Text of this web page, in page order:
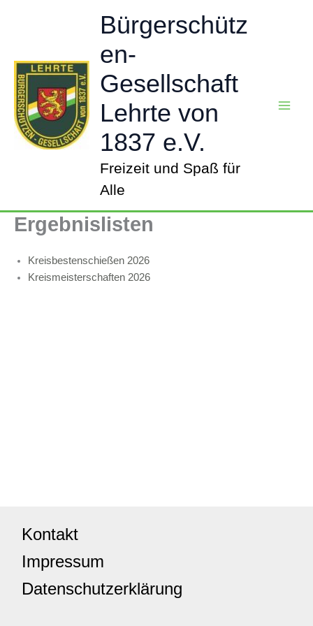
Bürgerschütz
en-
Gesellschaft
Lehrte von
1837 e.V.
Freizeit und Spaß für
Alle
Ergebnislisten
Kreisbestenschießen 2026
Kreismeisterschaften 2026
Kontakt
Impressum
Datenschutzerklärung